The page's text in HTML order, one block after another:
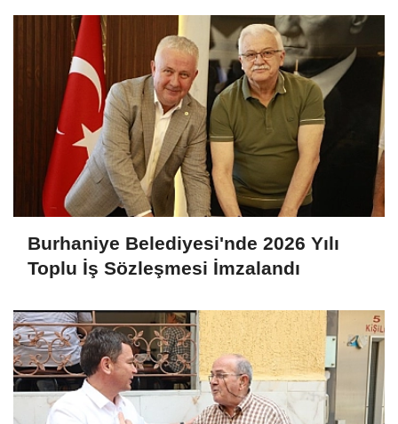
Burhaniye Belediyesi'nde 2026 Yılı
Toplu İş Sözleşmesi İmzalandı